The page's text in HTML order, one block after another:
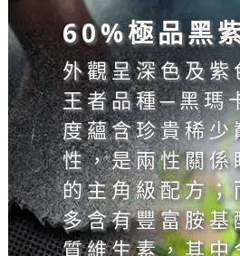
60%極品黑
外觀呈深色及
王者品種─黑瑪
度蘊含珍貴稀
性，是兩性關
的主角級配方
多含有豐富胺
質維生素，其